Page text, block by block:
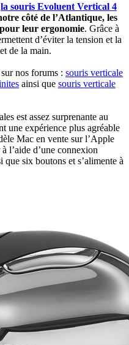
la souris Evoluent Vertical 4
côté de l’Atlantique, les
leur ergonomie. Grâce à
d’éviter la tension et la
de la main.
nos forums : souris verticale
ainsi que souris verticale
est assez surprenante au
une expérience plus agréable
Mac en vente sur l’Apple
l’aide d’une connexion
six boutons et s’alimente à